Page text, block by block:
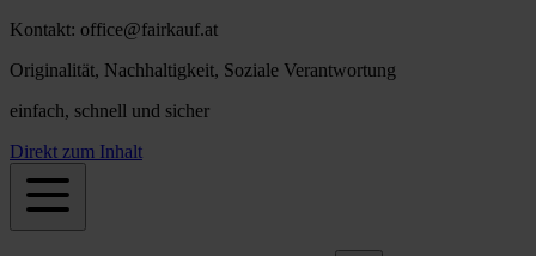
Kontakt: office@fairkauf.at
Originalität, Nachhaltigkeit, Soziale Verantwortung
einfach, schnell und sicher
Direkt zum Inhalt